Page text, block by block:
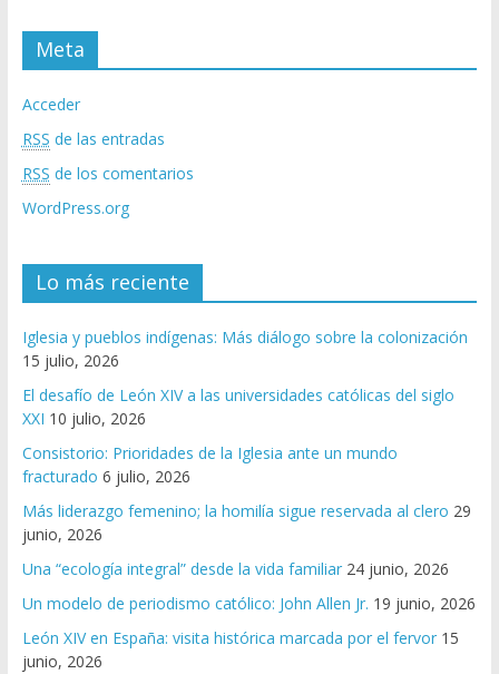
Meta
Acceder
RSS de las entradas
RSS de los comentarios
WordPress.org
Lo más reciente
Iglesia y pueblos indígenas: Más diálogo sobre la colonización
15 julio, 2026
El desafío de León XIV a las universidades católicas del siglo
XXI 10 julio, 2026
Consistorio: Prioridades de la Iglesia ante un mundo
fracturado 6 julio, 2026
Más liderazgo femenino; la homilía sigue reservada al clero 29
junio, 2026
Una “ecología integral” desde la vida familiar 24 junio, 2026
Un modelo de periodismo católico: John Allen Jr. 19 junio, 2026
León XIV en España: visita histórica marcada por el fervor 15
junio, 2026